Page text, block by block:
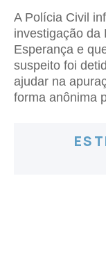
A Polícia Civil
investigação da
Esperança e
suspeito foi
ajudar na
forma anônima